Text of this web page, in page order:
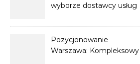
wyborze dostawcy usług
Pozycjonowanie
Warszawa: Kompleksowy